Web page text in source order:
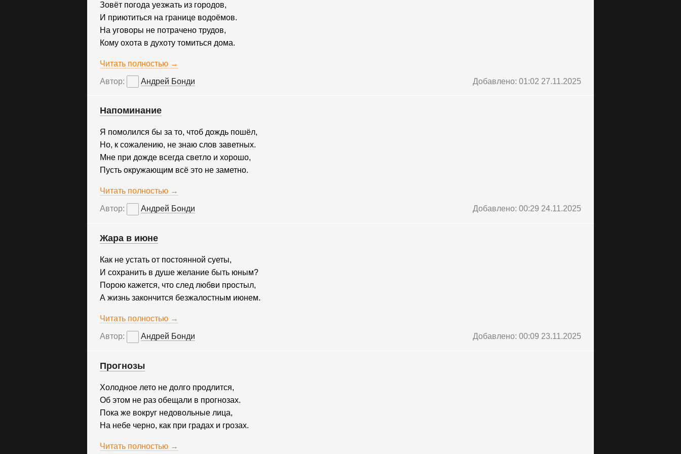
Зовёт погода уезжать из городов,
И приютиться на границе водоёмов.
На уговоры не потрачено трудов,
Кому охота в духоту томиться дома.
Читать полностью →
Автор: Андрей Бонди Добавлено: 01:02 27.11.2025
Напоминание
Я помолился бы за то, чтоб дождь пошёл,
Но, к сожалению, не знаю слов заветных.
Мне при дожде всегда светло и хорошо,
Пусть окружающим всё это не заметно.
Читать полностью →
Автор: Андрей Бонди Добавлено: 00:29 24.11.2025
Жара в июне
Как не устать от постоянной суеты,
И сохранить в душе желание быть юным?
Порою кажется, что след любви простыл,
А жизнь закончится безжалостным июнем.
Читать полностью →
Автор: Андрей Бонди Добавлено: 00:09 23.11.2025
Прогнозы
Холодное лето не долго продлится,
Об этом не раз обещали в прогнозах.
Пока же вокруг недовольные лица,
На небе черно, как при градах и грозах.
Читать полностью →